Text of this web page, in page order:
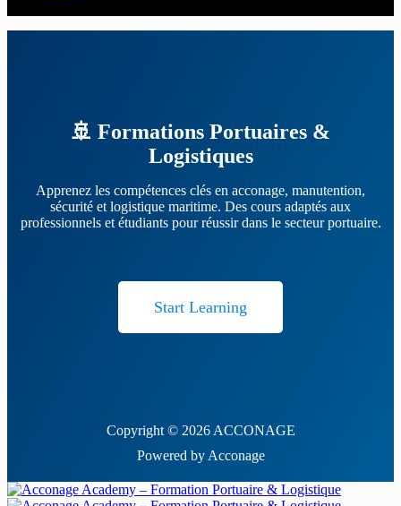
🚢 Formations Portuaires &
Logistiques
Apprenez les compétences clés en acconage, manutention,
sécurité et logistique maritime. Des cours adaptés aux
professionnels et étudiants pour réussir dans le secteur portuaire.
Start Learning
Copyright © 2026 ACCONAGE
Powered by Acconage